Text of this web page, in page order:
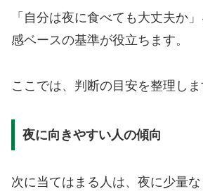
「自分は夜に食べても大丈夫か
感ベースの基準が役立ちます。
ここでは、判断の目安を整理しま
夜に向きやすい人の傾向
次に当てはまる人は、夜に少量